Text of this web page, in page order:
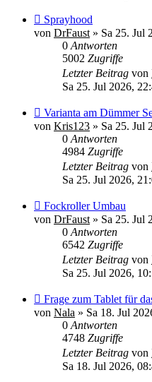
Neuer
Beitrag
Sprayhood
von DrFaust » Sa 25. Jul
0 Antworten
5002 Zugriffe
Letzter Beitrag von
Sa 25. Jul 2026,
Neuer
Beitrag
Varianta am Dümmer
von Kris123 » Sa 25. Jul
0 Antworten
4984 Zugriffe
Letzter Beitrag von
Sa 25. Jul 2026,
Neuer
Beitrag
Fockroller Umbau
von DrFaust » Sa 25. Jul
0 Antworten
6542 Zugriffe
Letzter Beitrag von
Sa 25. Jul 2026,
Neuer
Beitrag
Frage zum Tablet für
von Nala » Sa 18. Jul
0 Antworten
4748 Zugriffe
Letzter Beitrag von
Sa 18. Jul 2026,